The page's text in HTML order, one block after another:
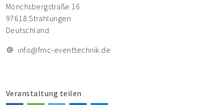
Mönchsbergstraße 16
97618 Strahlungen
Deutschland
info@fmc-eventtechnik.de
Veranstaltung teilen